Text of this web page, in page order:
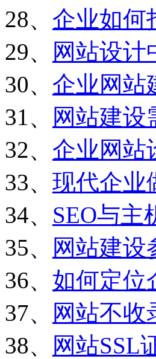
28、 企业如何
29、
网站设
30、 企业网站
31、
网站建设
32、 企业网站
33、 现代企业
34、 SEO与主
35、
网站建
36、 如何定位
37、
网站不收
38、
网站SSL